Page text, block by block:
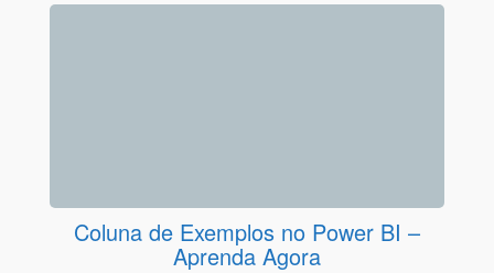
Coluna de Exemplos no Power BI –
Aprenda Agora